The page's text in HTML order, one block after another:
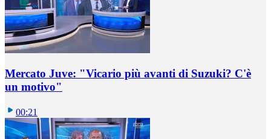
Mercato Juve: "Vicario più avanti di Suzuki? C'è
un motivo"
00:21